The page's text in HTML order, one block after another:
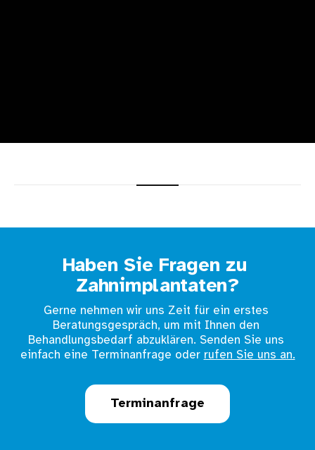
Haben Sie Fragen zu
Zahnimplantaten?
Gerne nehmen wir uns Zeit für ein erstes
Beratungsgespräch, um mit Ihnen den
Behandlungsbedarf abzuklären. Senden Sie uns
einfach eine Terminanfrage oder rufen Sie uns an.
Terminanfrage